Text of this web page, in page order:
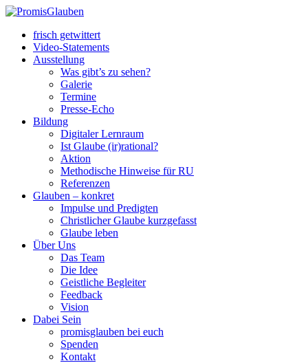
frisch getwittert
Video-Statements
Ausstellung
Was gibt’s zu sehen?
Galerie
Termine
Presse-Echo
Bildung
Digitaler Lernraum
Ist Glaube (ir)rational?
Aktion
Methodische Hinweise für RU
Referenzen
Glauben – konkret
Impulse und Predigten
Christlicher Glaube kurzgefasst
Glaube leben
Über Uns
Das Team
Die Idee
Geistliche Begleiter
Feedback
Vision
Dabei Sein
promisglauben bei euch
Spenden
Kontakt